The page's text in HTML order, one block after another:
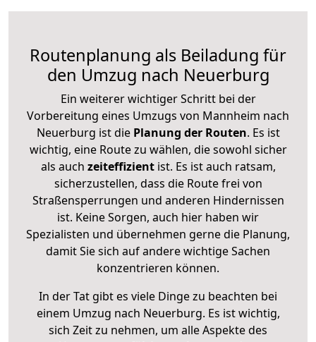
Routenplanung als Beiladung für
den Umzug nach Neuerburg
Ein weiterer wichtiger Schritt bei der
Vorbereitung eines Umzugs von Mannheim nach
Neuerburg ist diePlanung der Routen. Es ist
wichtig, eine Route zu wählen, die sowohl sicher
als auch zeiteffizientist. Es ist auch ratsam,
sicherzustellen, dass die Route frei von
Straßensperrungen und anderen Hindernissen
ist. Keine Sorgen, auch hier haben wir
Spezialisten und übernehmen gerne die Planung,
damit Sie sich auf andere wichtige Sachen
konzentrieren können.
In der Tat gibt es viele Dinge zu beachten bei
einem Umzug nach Neuerburg. Es ist wichtig,
sich Zeit zu nehmen, um alle Aspekte des